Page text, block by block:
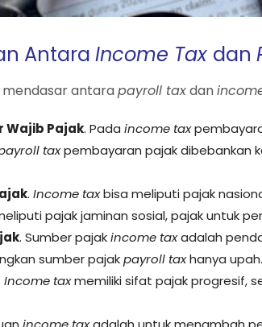
Antara Income Tax dan
antarapayroll taxdan
Wajib Pajak. Pada income tax
taxpembayaran pajak dibebankan
. Income taxbisa meliputi pajak
pajak jaminan sosial, pajak untuk
. Sumber pajakincome taxadalah
sumber pajakpayroll taxhanya upah.
Income taxmemiliki sifat pajak progresif,